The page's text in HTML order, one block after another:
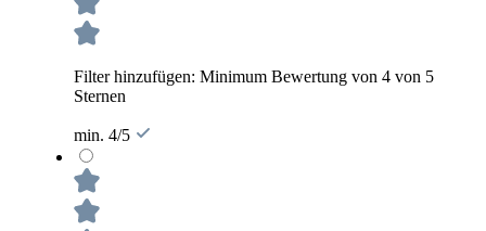
Filter hinzufügen: Minimum Bewertung von 4 von 5
Sternen
min. 4/5